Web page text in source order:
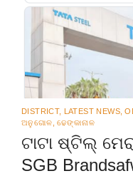
DISTRICT, LATEST NEWS,
ଅନୁଗୋଳ, ଢେଙ୍କାନାଳ
ଟାଟା ଷ୍ଟିଲ୍
SGB